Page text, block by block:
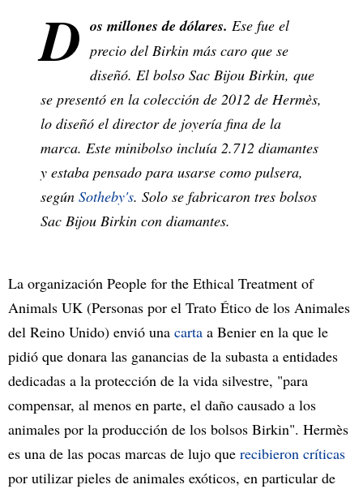
D os millones de dólares. Ese fue el
precio del Birkin más caro que se
diseñó. El bolso Sac Bijou Birkin, que
se presentó en la colección de 2012 de Hermès,
lo diseñó el director de joyería fina de la
marca. Este minibolso incluía 2.712 diamantes
y estaba pensado para usarse como pulsera,
según Sotheby's. Solo se fabricaron tres bolsos
Sac Bijou Birkin con diamantes.
La organización People for the Ethical Treatment of
Animals UK (Personas por el Trato Ético de los Animales
del Reino Unido) envió una carta a Benier en la que le
pidió que donara las ganancias de la subasta a entidades
dedicadas a la protección de la vida silvestre, "para
compensar, al menos en parte, el daño causado a los
animales por la producción de los bolsos Birkin". Hermès
es una de las pocas marcas de lujo que recibieron críticas
por utilizar pieles de animales exóticos, en particular de